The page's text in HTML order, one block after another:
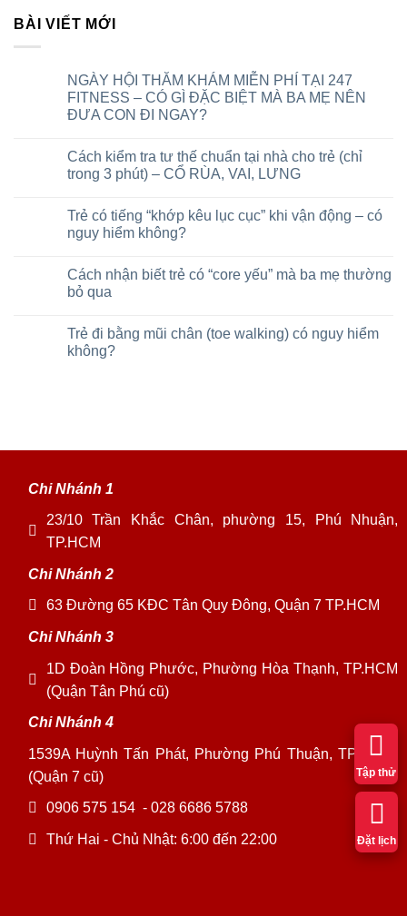
BÀI VIẾT MỚI
NGÀY HỘI THĂM KHÁM MIỄN PHÍ TẠI 247
FITNESS – CÓ GÌ ĐẶC BIỆT MÀ BA MẸ NÊN
ĐƯA CON ĐI NGAY?
Cách kiểm tra tư thế chuẩn tại nhà cho trẻ (chỉ
trong 3 phút) – CỔ RÙA, VAI, LƯNG
Trẻ có tiếng “khớp kêu lục cục” khi vận động – có
nguy hiểm không?
Cách nhận biết trẻ có “core yếu” mà ba mẹ thường
bỏ qua
Trẻ đi bằng mũi chân (toe walking) có nguy hiểm
không?
Chi Nhánh 1
23/10 Trần Khắc Chân, phường 15, Phú Nhuận,
TP.HCM
Chi Nhánh 2
63 Đường 65 KĐC Tân Quy Đông, Quận 7 TP.HCM
Chi Nhánh 3
1D Đoàn Hồng Phước, Phường Hòa Thạnh, TP.HCM
(Quận Tân Phú cũ)
Chi Nhánh 4
1539A Huỳnh Tấn Phát, Phường Phú Thuận, TP. HCM
(Quận 7 cũ)
0906 575 154- 028 6686 5788
Thứ Hai - Chủ Nhật: 6:00 đến 22:00
Tập thử
Đặt lịch